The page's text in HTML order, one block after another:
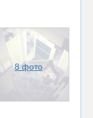
8 фото